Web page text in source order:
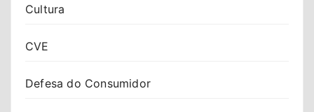
Cultura
CVE
Defesa do Consumidor